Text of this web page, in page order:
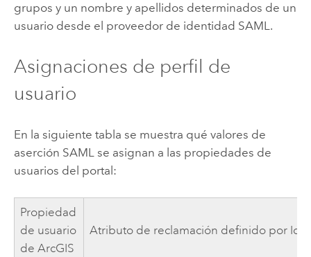
grupos y un nombre y apellidos determinados de un
usuario desde el proveedor de identidad SAML.
Asignaciones de perfil de
usuario
En la siguiente tabla se muestra qué valores de
aserción SAML se asignan a las propiedades de
usuarios del portal:
Propiedad
de usuario
de ArcGIS
Atributo de reclamación definido por IdP